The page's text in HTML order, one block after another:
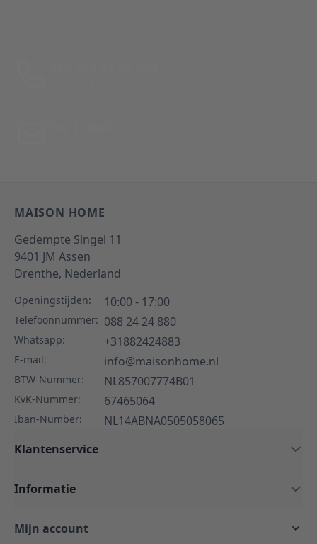
MAISON HOME
Gedempte Singel 11
9401 JM Assen
Drenthe, Nederland
Openingstijden: 10:00 - 17:00
Telefoonnummer: 088 24 24 880
Whatsapp: +31882424883
E-mail: info@maisonhome.nl
BTW-Nummer: NL857007774B01
KvK-Nummer: 67465064
Iban-Number:
NL14ABNA0505058065
Klantenservice
Informatie
Mijn account